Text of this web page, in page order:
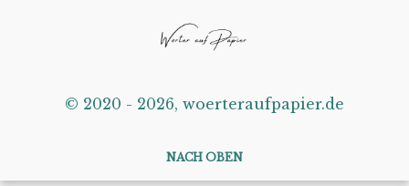
©️ 2020 - 2026, woerteraufpapier.de
NACH OBEN